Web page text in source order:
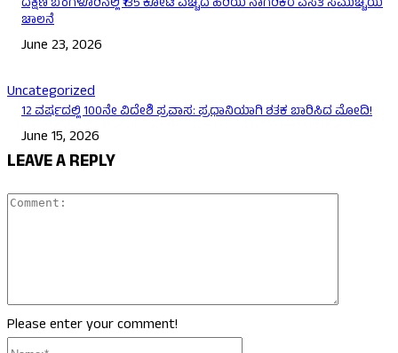
ಚಾಲನೆ
June 23, 2026
Uncategorized
12 ವರ್ಷದಲ್ಲಿ 100ನೇ ವಿದೇಶಿ ಪ್ರವಾಸ: ಪ್ರಧಾನಿಯಾಗಿ ಶತಕ ಬಾರಿಸಿದ ಮೋದಿ!
June 15, 2026
LEAVE A REPLY
Please enter your comment!